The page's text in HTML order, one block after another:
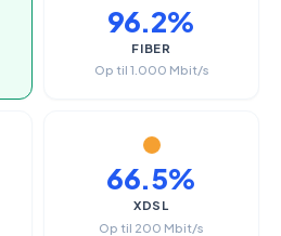
96.2%
FIBER
Op til 1.000 Mbit/s
66.5%
XDSL
Op til 200 Mbit/s